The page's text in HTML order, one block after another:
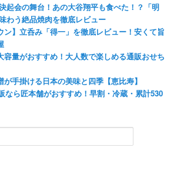
起会の舞台！あの大谷翔平も食べた！？「明
わう絶品焼肉を徹底レビュー
ン】立呑み「得一」を徹底レビュー！安くて旨
容量がおすすめ！大人数で楽しめる通販おせち
が手掛ける日本の美味と四季【恵比寿】
なら匠本舗がおすすめ！早割・冷蔵・累計530